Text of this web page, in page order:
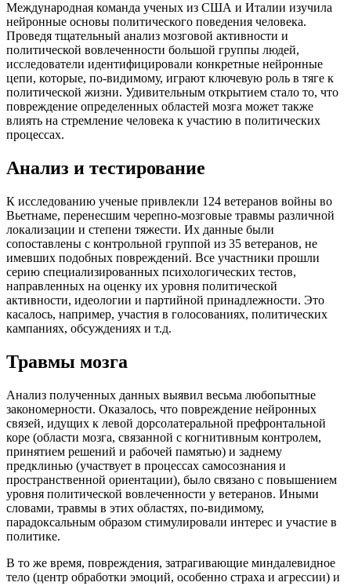
Международная команда ученых из США и Италии изучила
нейронные основы политического поведения человека.
Проведя тщательный анализ мозговой активности и
политической вовлеченности большой группы людей,
исследователи идентифицировали конкретные нейронные
цепи, которые, по-видимому, играют ключевую роль в тяге к
политической жизни. Удивительным открытием стало то, что
повреждение определенных областей мозга может также
влиять на стремление человека к участию в политических
процессах.
Анализ и тестирование
К исследованию ученые привлекли 124 ветеранов войны во
Вьетнаме, перенесшим черепно-мозговые травмы различной
локализации и степени тяжести. Их данные были
сопоставлены с контрольной группой из 35 ветеранов, не
имевших подобных повреждений. Все участники прошли
серию специализированных психологических тестов,
направленных на оценку их уровня политической
активности, идеологии и партийной принадлежности. Это
касалось, например, участия в голосованиях, политических
кампаниях, обсуждениях и т.д.
Травмы мозга
Анализ полученных данных выявил весьма любопытные
закономерности. Оказалось, что повреждение нейронных
связей, идущих к левой дорсолатеральной префронтальной
коре (области мозга, связанной с когнитивным контролем,
принятием решений и рабочей памятью) и заднему
предклинью (участвует в процессах самосознания и
пространственной ориентации), было связано с повышением
уровня политической вовлеченности у ветеранов. Иными
словами, травмы в этих областях, по-видимому,
парадоксальным образом стимулировали интерес и участие в
политике.
В то же время, повреждения, затрагивающие миндалевидное
тело (центр обработки эмоций, особенно страха и агрессии) и